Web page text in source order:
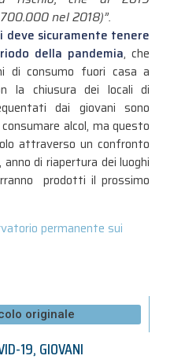
nel 2018)”.
sicuramente tenere
della pandemia, che
di consumo fuori casa a
la chiusura dei locali di
dai giovani sono
alcol, ma questo
attraverso un confronto
di riapertura dei luoghi
prodotti il prossimo
permanente sui
originale
19,GIOVANI